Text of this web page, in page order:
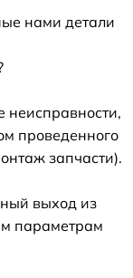
нами детали
неисправности,
проведенного
запчасти).
выход из
параметрам